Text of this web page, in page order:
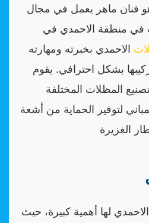
فنان ماهر يعمل في مجال
في منطقة الاحمدي في
الاحمدي بخبرته ومهارته
بشكل احترافي. يقوم
المظلات المختلفة
لتوفير الحماية من أشعة
لها أهمية كبيرة، حيث